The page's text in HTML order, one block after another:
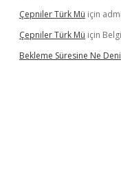
Çepniler Türk Mü için
Çepniler Türk Mü için
Bekleme Süresine Ne